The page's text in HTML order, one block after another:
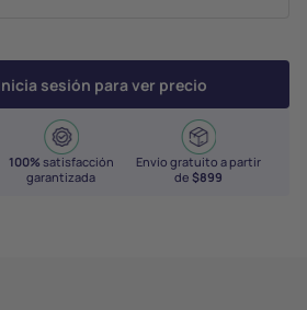
sesión para ver precio
100% satisfacción
garantizada
Envío gratuito a partir
de$899